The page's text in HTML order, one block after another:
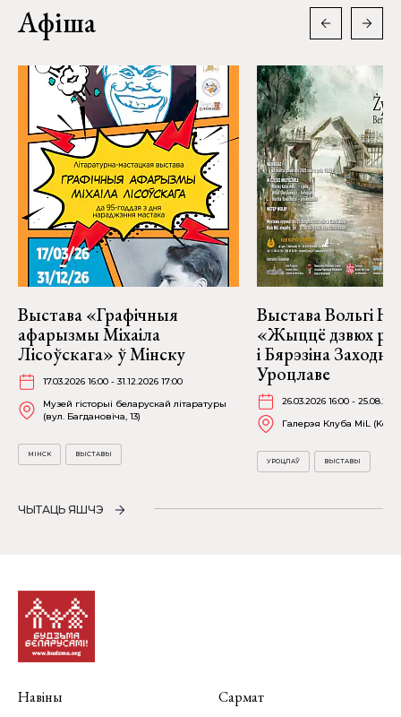
Афіша
Выстава «Графічныя
афарызмы Міхаіла
Лісоўскага» ў Мінску
17.03.2026 16:00 - 31.12.2026 17:00
Музей гісторыі беларускай літаратуры
(вул. Багдановіча, 13)
МІНСК ВЫСТАВЫ
Выстава Вольгі
«Жыццё дзвюх
і Бярэзіна
Уроцлаве
26.03.2026 16:00 -
Галерэя Клуба MiL
УРОЦЛАЎ ВЫСТАВЫ
ЧЫТАЦЬ ЯШЧЭ
Навіны
Сармат